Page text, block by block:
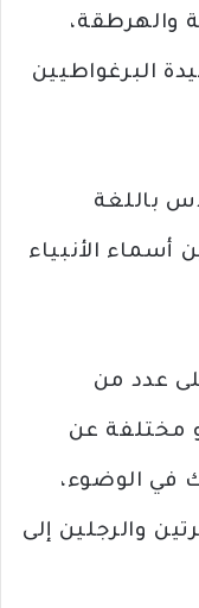
والهرطقة،
البرغواطيين
باللغة
بين أسماء الأنبياء
عدد من
مختلفة عن
في الوضوء،
والرجلين إلى